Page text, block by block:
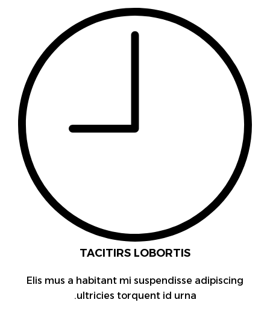
TACITIRS LOBORTIS
Elis mus a habitant mi suspendisse adipiscing
ultricies torquent id urna.